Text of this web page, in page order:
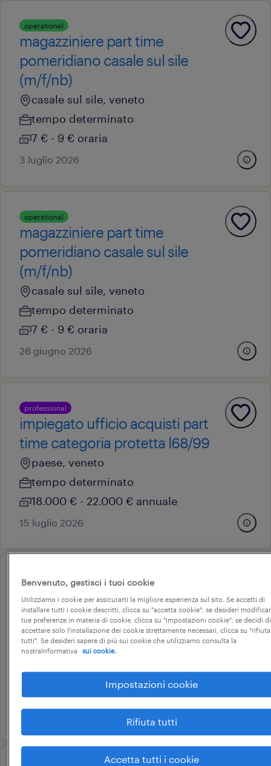
operational
magazziniere part time
pomeridiano casale sul sile
(m/f/nb)
casale sul sile, veneto
tempo determinato
7 € - 9 € oraria
3 luglio 2026
operational
magazziniere part time
pomeridiano casale sul sile
(m/f/nb)
casale sul sile, veneto
tempo determinato
7 € - 9 € oraria
26 giugno 2026
professional
impiegato ufficio acquisti part
time categoria protetta l68/99
paese, veneto
tempo determinato
18.000 € - 22.000 € annuale
15 luglio 2026
operational
operatori customer care
inbound - settore assicurativo
(part-time 20h)
marcon, veneto
tempo determinato
18.000 € - 22.000 € annuale
17 luglio 2026
Benvenuto, gestisci i tuoi cookie
Utilizziamo i cookie per assicurarti la migliore esperienza sul sito. Se accetti di
installare tutti i cookie descritti, clicca su "accetta cookie"; se desideri
tue preferenze in materia di cookie, clicca su "impostazioni cookie"; se decidi di
accettare solo l'installazione dei cookie strettamente necessari, clicca su "rifiuta
tutti". Se desideri sapere di più sui cookie che utilizziamo consulta la
nostraInformativa
sui cookie.
Impostazioni cookie
Rifiuta tutti
Accetta tutti i cookie